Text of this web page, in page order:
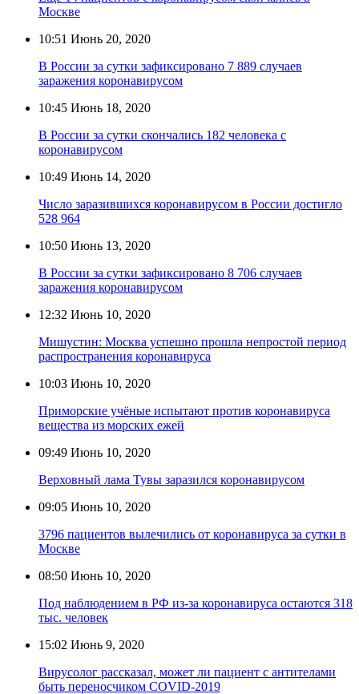
Москве
10:51 Июнь 20, 2020
В России за сутки зафиксировано 7 889 случаев
заражения коронавирусом
10:45 Июнь 18, 2020
В России за сутки скончались 182 человека с
коронавирусом
10:49 Июнь 14, 2020
Число заразившихся коронавирусом в России достигло
528 964
10:50 Июнь 13, 2020
В России за сутки зафиксировано 8 706 случаев
заражения коронавирусом
12:32 Июнь 10, 2020
Мишустин: Москва успешно прошла непростой период
распространения коронавируса
10:03 Июнь 10, 2020
Приморские учёные испытают против коронавируса
вещества из морских ежей
09:49 Июнь 10, 2020
Верховный лама Тувы заразился коронавирусом
09:05 Июнь 10, 2020
3796 пациентов вылечились от коронавируса за сутки в
Москве
08:50 Июнь 10, 2020
Под наблюдением в РФ из-за коронавируса остаются 318
тыс. человек
15:02 Июнь 9, 2020
Вирусолог рассказал, может ли пациент с антителами
быть переносчиком COVID-2019